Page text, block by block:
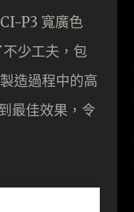
P3 寬廣色
少工夫，包
造過程中的高
最佳效果，令